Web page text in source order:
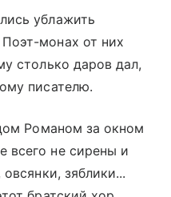
ублажить
монах от них
столько даров дал,
писателю.
Романом за окном
всего не сирены и
зяблики...